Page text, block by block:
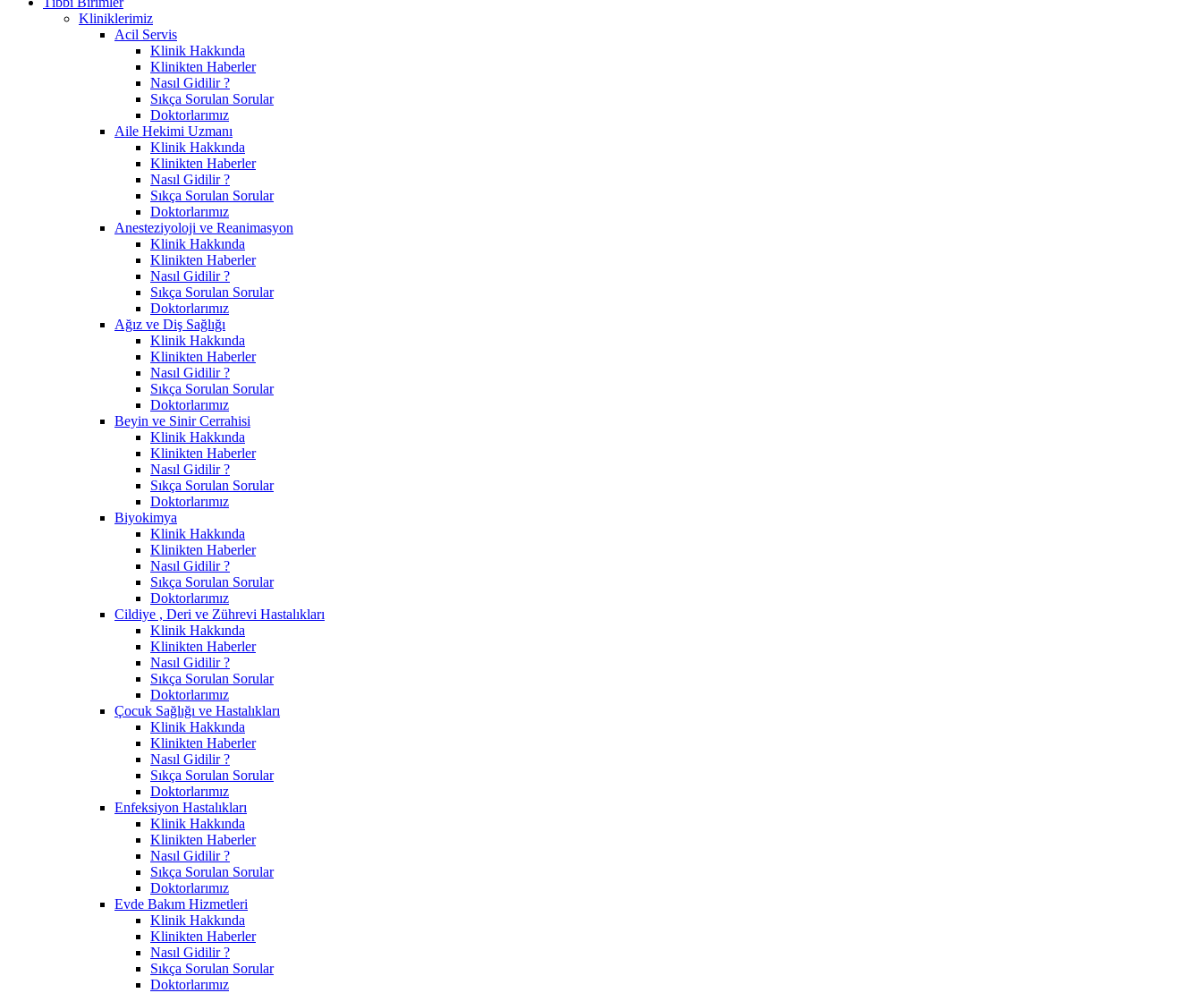
Kliniklerimiz
Acil Servis
Klinik Hakkında
Klinikten Haberler
Nasıl Gidilir ?
Sıkça Sorulan Sorular
Doktorlarımız
Aile Hekimi Uzmanı
Klinik Hakkında
Klinikten Haberler
Nasıl Gidilir ?
Sıkça Sorulan Sorular
Doktorlarımız
Anesteziyoloji ve Reanimasyon
Klinik Hakkında
Klinikten Haberler
Nasıl Gidilir ?
Sıkça Sorulan Sorular
Doktorlarımız
Ağız ve Diş Sağlığı
Klinik Hakkında
Klinikten Haberler
Nasıl Gidilir ?
Sıkça Sorulan Sorular
Doktorlarımız
Beyin ve Sinir Cerrahisi
Klinik Hakkında
Klinikten Haberler
Nasıl Gidilir ?
Sıkça Sorulan Sorular
Doktorlarımız
Biyokimya
Klinik Hakkında
Klinikten Haberler
Nasıl Gidilir ?
Sıkça Sorulan Sorular
Doktorlarımız
Cildiye , Deri ve Zührevi Hastalıkları
Klinik Hakkında
Klinikten Haberler
Nasıl Gidilir ?
Sıkça Sorulan Sorular
Doktorlarımız
Çocuk Sağlığı ve Hastalıkları
Klinik Hakkında
Klinikten Haberler
Nasıl Gidilir ?
Sıkça Sorulan Sorular
Doktorlarımız
Enfeksiyon Hastalıkları
Klinik Hakkında
Klinikten Haberler
Nasıl Gidilir ?
Sıkça Sorulan Sorular
Doktorlarımız
Evde Bakım Hizmetleri
Klinik Hakkında
Klinikten Haberler
Nasıl Gidilir ?
Sıkça Sorulan Sorular
Doktorlarımız